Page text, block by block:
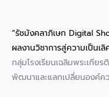
“รัชมังคลาภิเษก Digital
ผลงานวิชาการสู่ความเป็นเลิ
กลุ่มโรงเรียนเฉลิมพระเกีย
พัฒนาและแลกเปลี่ยนองค์ค